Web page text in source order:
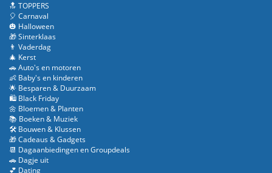
🔝 TOPPERS
🎈 Carnaval
🎃 Halloween
🎁 Sinterklaas
👨 Vaderdag
🎄 Kerst
🚗 Auto's en motoren
👶 Baby's en kinderen
🌟 Besparen & Duurzaam
🛍️ Black Friday
🌼 Bloemen & Planten
📚 Boeken & Muziek
🛠️ Bouwen & Klussen
🎁 Cadeaus & Gadgets
📆 Dagaanbiedingen en Groupdeals
🚗 Dagje uit
💕 Dating